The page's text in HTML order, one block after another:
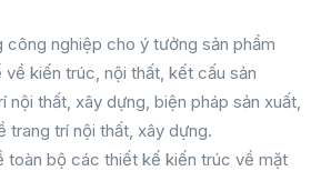
công nghiệp cho ý tưởng sản phẩm
kiến trúc, nội thất, kết cấu sản
nội thất, xây dựng, biện pháp sản xuất,
trang trí nội thất, xây dựng.
toàn bộ các thiết kế kiến trúc về mặt